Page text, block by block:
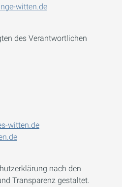
witten.de
des Verantwortlichen
witten.de
nach den
Transparenz gestaltet.